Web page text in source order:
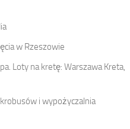
w Rzeszowie
Loty na kretę: Warszawa Kreta,
i wypożyczalnia